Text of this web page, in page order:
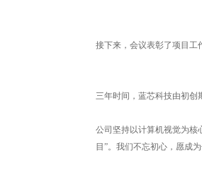
接下来，会议表彰了项目工
三年时间，蓝芯科技由初创
公司坚持以计算机视觉为核
目”。我们不忘初心，愿成